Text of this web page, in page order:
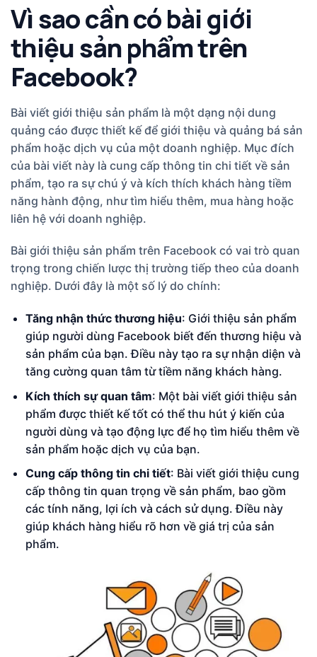
Vì sao cần có bài giới
thiệu sản phẩm trên
Facebook?
Bài viết giới thiệu sản phẩm là một dạng nội dung
quảng cáo được thiết kế để giới thiệu và quảng bá sản
phẩm hoặc dịch vụ của một doanh nghiệp. Mục đích
của bài viết này là cung cấp thông tin chi tiết về sản
phẩm, tạo ra sự chú ý và kích thích khách hàng tiềm
năng hành động, như tìm hiểu thêm, mua hàng hoặc
liên hệ với doanh nghiệp.
Bài giới thiệu sản phẩm trên Facebook có vai trò quan
trọng trong chiến lược thị trường tiếp theo của doanh
nghiệp. Dưới đây là một số lý do chính:
Tăng nhận thức thương hiệu: Giới thiệu sản phẩm
giúp người dùng Facebook biết đến thương hiệu và
sản phẩm của bạn. Điều này tạo ra sự nhận diện và
tăng cường quan tâm từ tiềm năng khách hàng.
Kích thích sự quan tâm: Một bài viết giới thiệu sản
phẩm được thiết kế tốt có thể thu hút ý kiến ​​của
người dùng và tạo động lực để họ tìm hiểu thêm về
sản phẩm hoặc dịch vụ của bạn.
Cung cấp thông tin chi tiết: Bài viết giới thiệu cung
cấp thông tin quan trọng về sản phẩm, bao gồm
các tính năng, lợi ích và cách sử dụng. Điều này
giúp khách hàng hiểu rõ hơn về giá trị của sản
phẩm.